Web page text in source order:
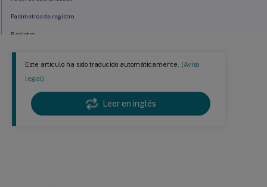
Este artículo ha sido traducido automáticamente. (Aviso
legal)
Leer en inglés
Parámetros de registro
Registro
Sistema de archivos
Deduplicación de archivos